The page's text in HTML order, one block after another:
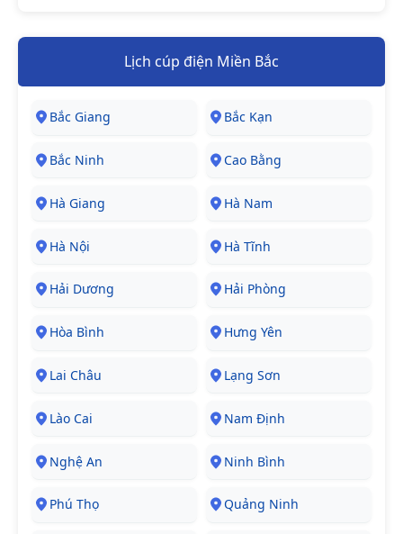
Lịch cúp điện Miền Bắc
Bắc Giang Bắc Kạn
Bắc Ninh Cao Bằng
Hà Giang Hà Nam
Hà Nội Hà Tĩnh
Hải Dương Hải Phòng
Hòa Bình Hưng Yên
Lai Châu Lạng Sơn
Lào Cai Nam Định
Nghệ An Ninh Bình
Phú Thọ Quảng Ninh